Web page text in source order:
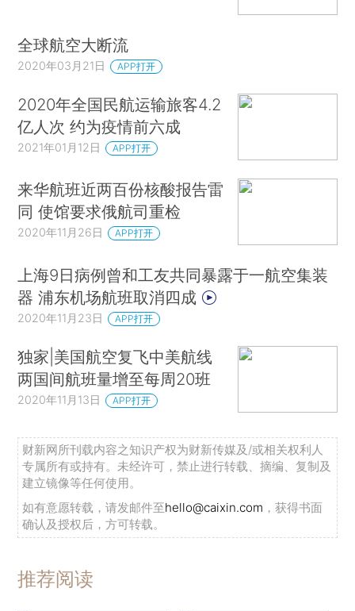
全球航空大断流
2020年03月21日 APP打开
2020年全国民航运输旅客4.2
亿人次 约为疫情前六成
2021年01月12日 APP打开
来华航班近两百份核酸报告雷
同 使馆要求俄航司重检
2020年11月26日 APP打开
上海9日病例曾和工友共同暴露于一航空集装
器 浦东机场航班取消四成
2020年11月23日 APP打开
独家|美国航空复飞中美航线
两国间航班量增至每周20班
2020年11月13日 APP打开
财新网所刊载内容之知识产权为财新传媒及/或相关权利人
专属所有或持有。未经许可，禁止进行转载、摘编、复制及
建立镜像等任何使用。
如有意愿转载，请发邮件至hello@caixin.com ，获得书面
确认及授权后，方可转载。
推荐阅读